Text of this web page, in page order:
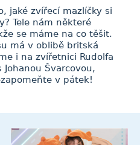
jaké zvířecí mazlíčky si
Tele nám některé
se máme na co těšit.
má v oblibě britská
i na zvířetnici Rudolfa
Johanou Švarcovou,
v pátek!